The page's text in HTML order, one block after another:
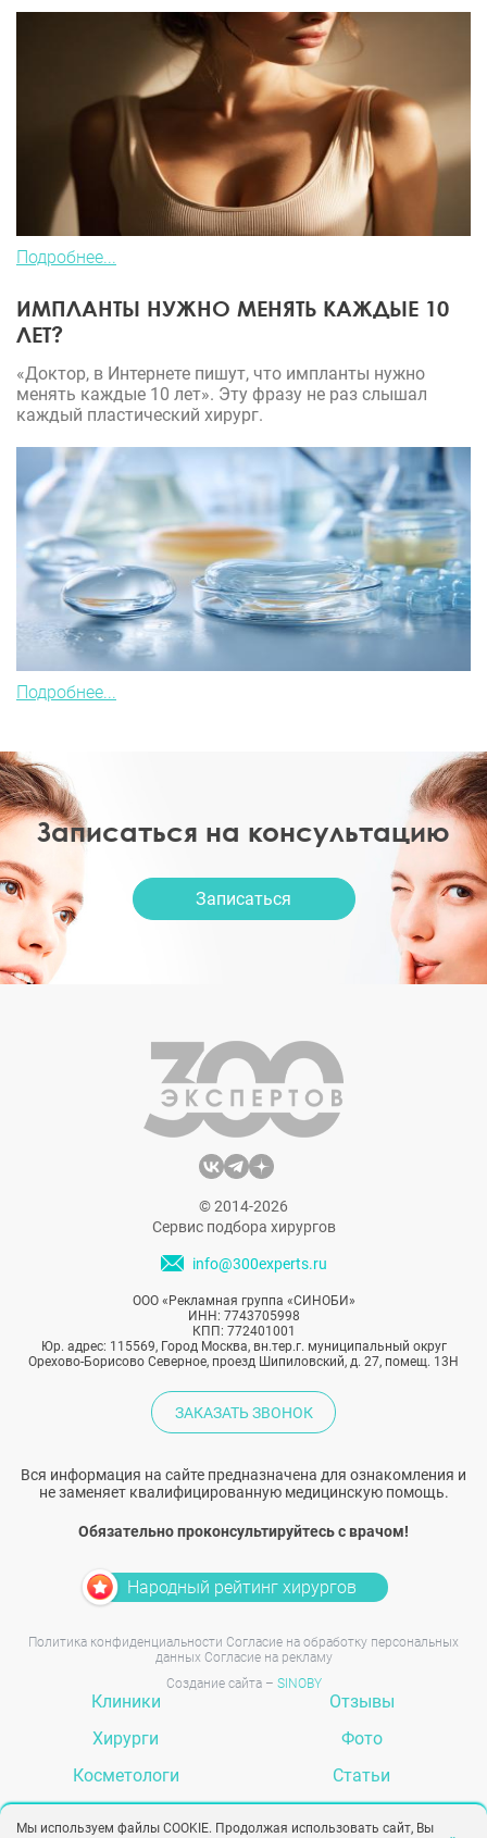
Подробнее...
ИМПЛАНТЫ НУЖНО МЕНЯТЬ КАЖДЫЕ 10
ЛЕТ?
«Доктор, в Интернете пишут, что импланты нужно
менять каждые 10 лет». Эту фразу не раз слышал
каждый пластический хирург.
Подробнее...
Записаться на консультацию
Записаться
© 2014-2026
Сервис подбора хирургов
info@300experts.ru
ООО «Рекламная группа «СИНОБИ»
ИНН: 7743705998
КПП: 772401001
Юр. адрес: 115569, Город Москва, вн.тер.г. муниципальный округ
Орехово-Борисово Северное, проезд Шипиловский, д. 27, помещ. 13Н
ЗАКАЗАТЬ ЗВОНОК
Вся информация на сайте предназначена для ознакомления и
не заменяет квалифицированную медицинскую помощь.
Обязательно проконсультируйтесь с врачом!
Народный рейтинг хирургов
Политика конфиденциальности Согласие на обработку персональных
данных Согласие на рекламу
Создание сайта – SINOBY
Клиники
Хирурги
Косметологи
Отзывы
Фото
Статьи
Мы используем файлы COOKIE. Продолжая использовать сайт, Вы